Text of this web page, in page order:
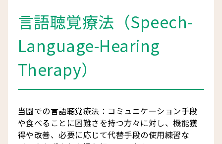
言語聴覚療法（Speech-
Language-Hearing
Therapy）
当園での言語聴覚療法：コミュニケーション手段
や食べることに困難さを持つ方々に対し、機能獲
得や改善、必要に応じて代替手段の使用練習な